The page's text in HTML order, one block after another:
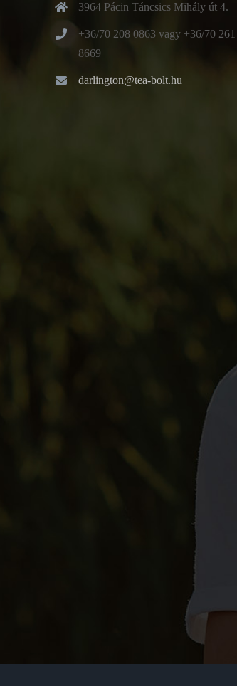
3964 Pácin Táncsics Mihály út 4.
+36/70 208 0863 vagy +36/70 261
8669
darlington@tea-bolt.hu